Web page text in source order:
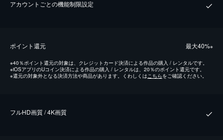
アカウントごとの機能制限設定
ポイント還元 最⼤40%※
※40％ポイント還元の対象は、クレジットカード決済による作品の購入 / レンタルです。
※iOSアプリのUコイン決済による作品の購入 / レンタルは、20％のポイント還元です。
※還元の対象外となる決済方法や商品があります。くわしくはこちらをご確認ください。
フルHD画質 / 4K画質